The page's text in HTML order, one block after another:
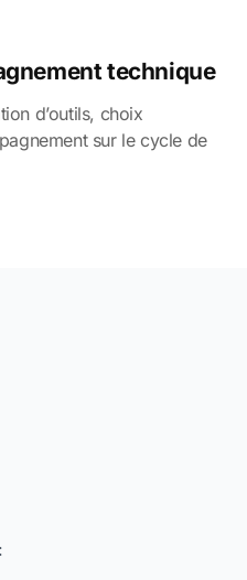
technique
d’outils, choix
sur le cycle de